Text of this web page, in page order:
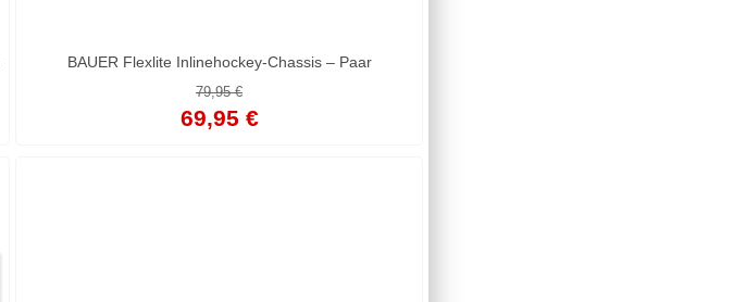
BAUER Flexlite Inlinehockey-Chassis – Paar
79,95 €
69,95 €